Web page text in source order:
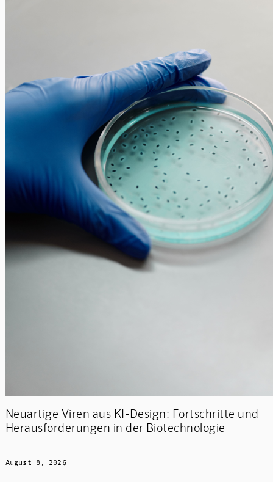
Neuartige Viren aus KI-Design: Fortschritte und
Herausforderungen in der Biotechnologie
August 8, 2026